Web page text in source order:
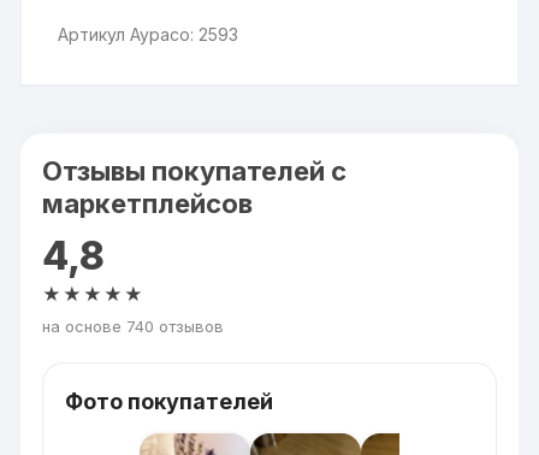
Артикул Аурасо: 2593
Отзывы покупателей с
маркетплейсов
4,8
★★★★★
на основе 740 отзывов
Фото покупателей